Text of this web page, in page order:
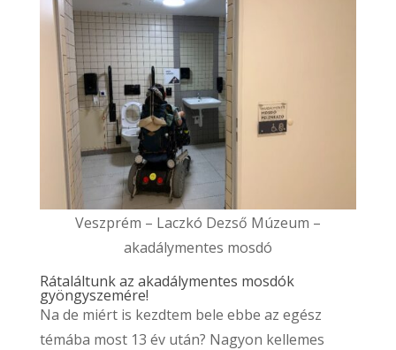
Veszprém – Laczkó Dezső Múzeum –
akadálymentes mosdó
Rátaláltunk az akadálymentes mosdók
gyöngyszemére!
Na de miért is kezdtem bele ebbe az egész
témába most 13 év után? Nagyon kellemes